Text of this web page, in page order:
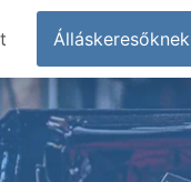
Álláskeresőknek